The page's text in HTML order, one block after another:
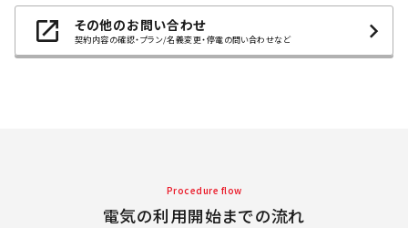
その他のお問い合わせ
契約内容の確認・プラン/名義変更・停電の問い合わせなど
Procedure flow
電気の利用開始までの流れ